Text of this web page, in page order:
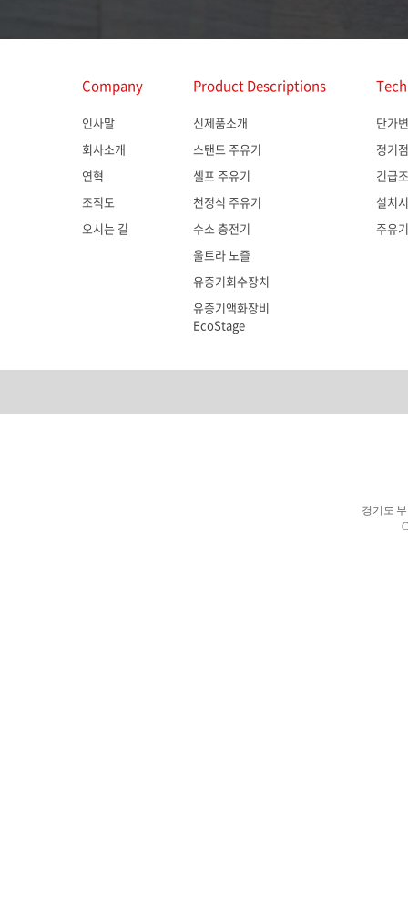
Company
인사말
회사소개
연혁
조직도
오시는 길
Product Descriptions
신제품소개
스탠드 주유기
셀프 주유기
천정식 주유기
수소 충전기
울트라 노즐
유증기회수장치
유증기액화장비
EcoStage
단가
정기
긴급
설치
주유
경기도